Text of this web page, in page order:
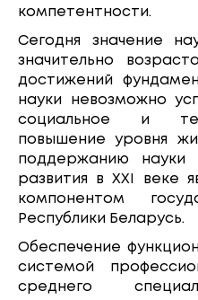
компетентности.
Сегодня значение
значительно
достижений
науки невозможно
социальное и
повышение уровня
поддержанию науки
развития в XXI веке
компонентом
Республики Беларусь.
Обеспечение
системой
среднего